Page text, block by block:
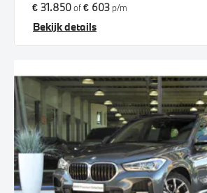
€ 31.850of€ 603 p/m
Bekijk details